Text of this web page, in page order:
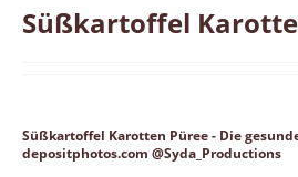
Süßkartoffel
Süßkartoffel Karotten Püree - Die
depositphotos.com @Syda_Productions